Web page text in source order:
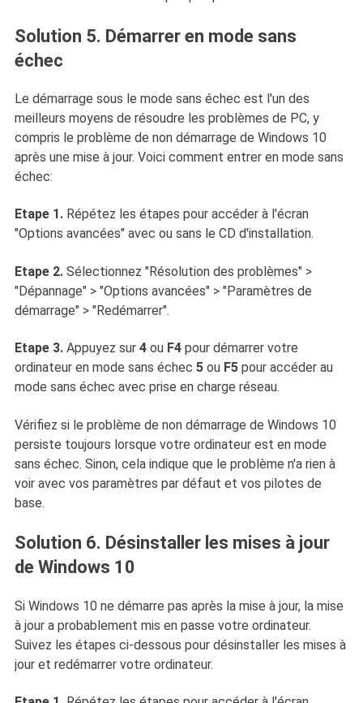
Solution 5. Démarrer en mode sans
échec
Le démarrage sous le mode sans échec est l'un des
meilleurs moyens de résoudre les problèmes de PC, y
compris le problème de non démarrage de Windows 10
après une mise à jour. Voici comment entrer en mode sans
échec:
Etape 1. Répétez les étapes pour accéder à l'écran
"Options avancées" avec ou sans le CD d'installation.
Etape 2. Sélectionnez "Résolution des problèmes" >
"Dépannage" > "Options avancées" > "Paramètres de
démarrage" > "Redémarrer".
Etape 3.Appuyez sur 4ou F4pour démarrer votre
ordinateur en mode sans échec 5ou F5pour accéder au
mode sans échec avec prise en charge réseau.
Vérifiez si le problème de non démarrage de Windows 10
persiste toujours lorsque votre ordinateur est en mode
sans échec. Sinon, cela indique que le problème n'a rien à
voir avec vos paramètres par défaut et vos pilotes de
base.
Solution 6. Désinstaller les mises à jour
de Windows 10
Si Windows 10 ne démarre pas après la mise à jour, la mise
à jour a probablement mis en passe votre ordinateur.
Suivez les étapes ci-dessous pour désinstaller les mises à
jour et redémarrer votre ordinateur.